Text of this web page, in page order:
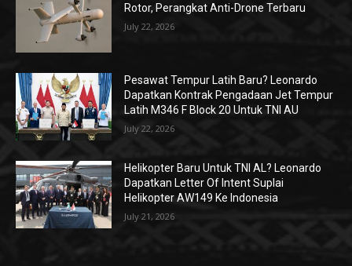
Rotor, Perangkat Anti-Drone Terbaru
July 22, 2026
Pesawat Tempur Latih Baru? Leonardo
Dapatkan Kontrak Pengadaan Jet Tempur
Latih M346 F Block 20 Untuk TNI AU
July 22, 2026
Helikopter Baru Untuk TNI AL? Leonardo
Dapatkan Letter Of Intent Suplai
Helikopter AW149 Ke Indonesia
July 21, 2026